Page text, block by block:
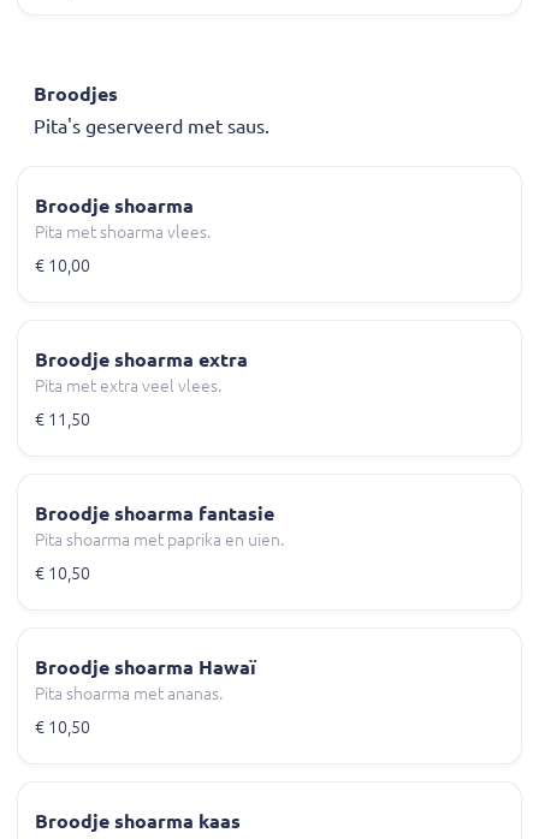
Broodjes
Pita's geserveerd met saus.
Broodje shoarma
Pita met shoarma vlees.
€ 10,00
Broodje shoarma extra
Pita met extra veel vlees.
€ 11,50
Broodje shoarma fantasie
Pita shoarma met paprika en uien.
€ 10,50
Broodje shoarma Hawaï
Pita shoarma met ananas.
€ 10,50
Broodje shoarma kaas